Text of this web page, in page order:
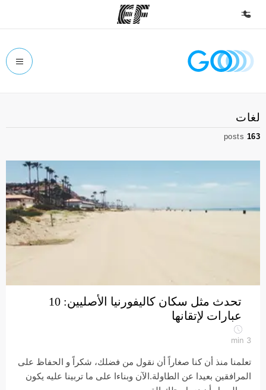
الصفحة الرئيسية
شاهد كل ما نقوم به
مكاتب
أعثر على مكتب قريب منك
من نحن
لغات
163
posts
تحدث مثل سكان كاليفورنيا الأصليين: 10
عبارات لإتقانها
3
min
تعلمنا منذ أن كنا صغاراً أن نقول من فضلك، شكراً و الحفاظ على
المرافقين بعيدا عن الطاولة.الآن وبناءا على ما تربينا عليه يكون